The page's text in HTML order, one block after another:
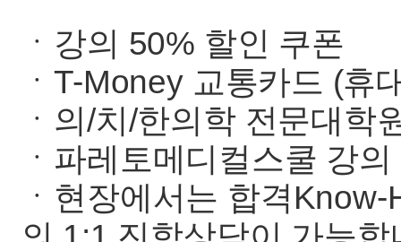
ㆍ강의 50% 할인 쿠폰
ㆍT-Money 교통카드 (휴
ㆍ의/치/한의학 전문대학
ㆍ파레토메디컬스쿨 강
ㆍ현장에서는 합격